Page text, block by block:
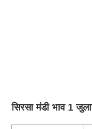
सिरसा मंडी भाव 1